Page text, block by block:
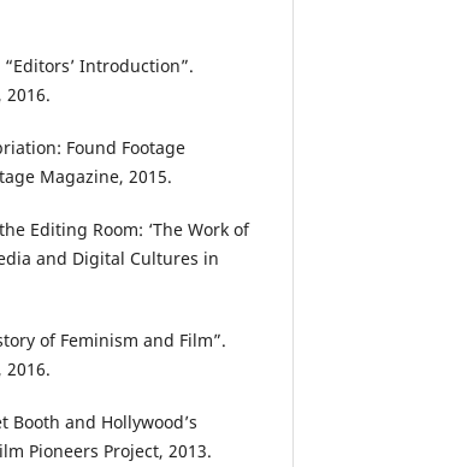
“Editors’ Introduction”.
2016.
Found Footage
Magazine, 2015.
Editing Room: ‘The Work of
and Digital Cultures in
of Feminism and Film”.
2016.
Booth and Hollywood’s
Pioneers Project, 2013.